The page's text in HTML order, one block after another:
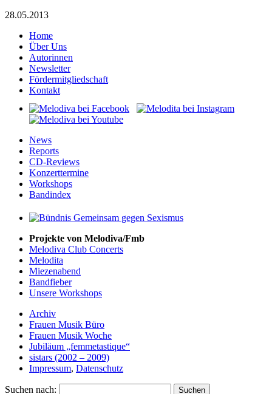
28.05.2013
Home
Über Uns
Autorinnen
Newsletter
Fördermitgliedschaft
Kontakt
News
Reports
CD-Reviews
Konzerttermine
Workshops
Bandindex
Projekte von Melodiva/Fmb
Melodiva Club Concerts
Melodita
Miezenabend
Bandfieber
Unsere Workshops
Archiv
Frauen Musik Büro
Frauen Musik Woche
Jubiläum „femmetastique“
sistars (2002 – 2009)
Impressum, Datenschutz
Suchen nach: